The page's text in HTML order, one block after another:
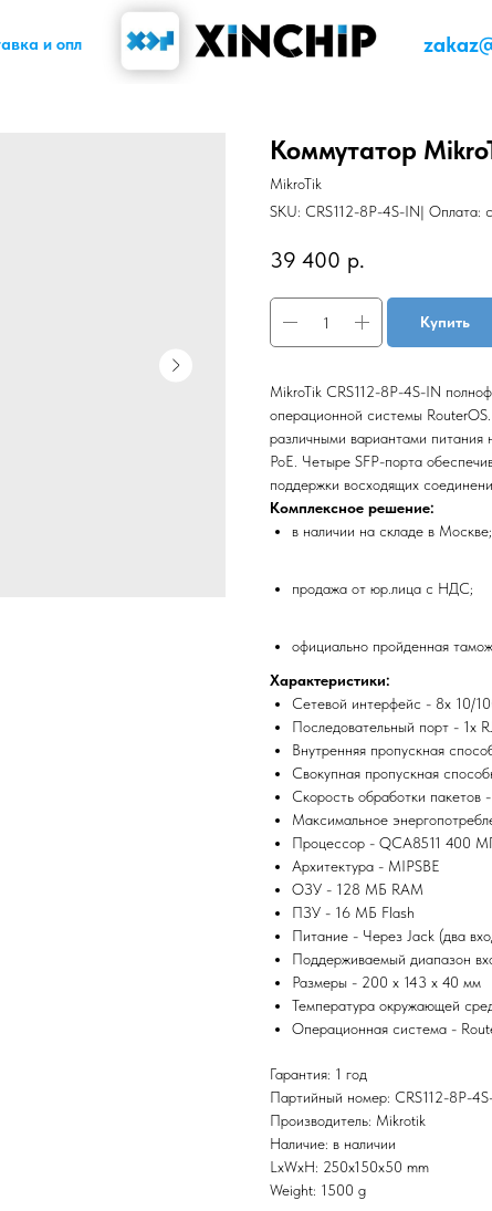
и оплата
Коммутатор
MikroTik
SKU: CRS112-8P-4S-IN| Оплата:
39 400 р.
Купить
MikroTik CRS112-8P-4S-IN
операционной системы
различными вариантами
PoE. Четыре SFP-порта
поддержки восходящих
Комплексное решение:
в наличии на складе в Москве;
продажа от юр.лица с НДС;
официально пройденная
Характеристики:
Сетевой интерфейс - 8х 10/
Последовательный порт - 1х
Внутренняя пропускная
Свокупная пропускная
Скорость обработки пакетов
Максимальное
Процессор - QCA8511 400
Архитектура - MIPSBE
ОЗУ - 128 МБ RAM
ПЗУ - 16 МБ Flash
Питание - Через Jack (два
Поддерживаемый диапазон
Размеры - 200 x 143 x 40 мм
Температура окружающей
Операционная система -
Гарантия: 1 год
Партийный номер: CRS112-8P-
Производитель: Mikrotik
Наличие: в наличии
LxWxH: 250x150x50 mm
Weight: 1500 g